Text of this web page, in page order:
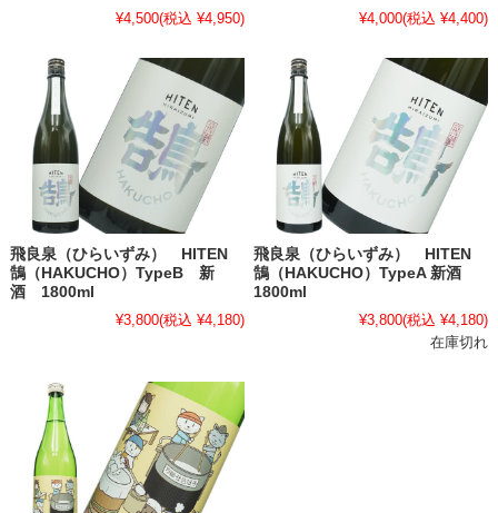
¥4,500(税込 ¥4,950)
¥4,000(税込 ¥4,400)
飛良泉（ひらいずみ） HITEN
鵠（HAKUCHO）TypeB 新
酒 1800ml
¥3,800(税込 ¥4,180)
飛良泉（ひらいずみ） HITEN
鵠（HAKUCHO）TypeA 新酒
1800ml
¥3,800(税込 ¥4,180)
在庫切れ